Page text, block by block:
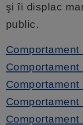
şi îi displac
public.
Comportament
Comportament
Comportament
Comportament